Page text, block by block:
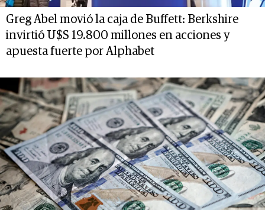
Greg Abel movió la caja de Buffett: Berkshire
invirtió U$S 19.800 millones en acciones y
apuesta fuerte por Alphabet